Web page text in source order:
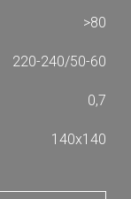
>80
220-240/50-60
0,7
140x140